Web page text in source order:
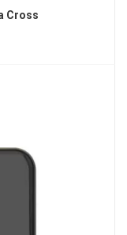
Cross